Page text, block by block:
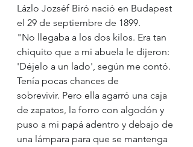
Lázlo Jozséf Biró nació en Budapest
el 29 de septiembre de 1899.
"No llegaba a los dos kilos. Era tan
chiquito que a mi abuela le dijeron:
'Déjelo a un lado', según me contó.
Tenía pocas chances de
sobrevivir. Pero ella agarró una caja
de zapatos, la forro con algodón y
puso a mi papá adentro y debajo de
una lámpara para que se mantenga